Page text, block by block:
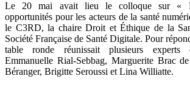
Le 20 mai avait lieu le colloque sur «
opportunités pour les acteurs de la santé
le C3RD, la chaire Droit et Éthique de la
Société Française de Santé Digitale. Pour
table ronde réunissait plusieurs
Emmanuelle Rial-Sebbag, Marguerite Brac
Béranger, Brigitte Seroussi et Lina Williatte.